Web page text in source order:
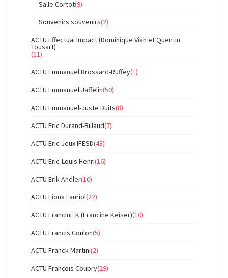
Salle Cortot(9)
Souvenirs souvenirs(2)
ACTU Effectual Impact (Dominique Vian et Quentin
Tousart)
(11)
ACTU Emmanuel Brossard-Ruffey(1)
ACTU Emmanuel Jaffelin(50)
ACTU Emmanuel-Juste Duits(8)
ACTU Eric Durand-Billaud(7)
ACTU Eric Jeux IFESD(43)
ACTU Eric-Louis Henri(16)
ACTU Erik Andler(10)
ACTU Fiona Lauriol(22)
ACTU Francini_K (Francine Keiser)(10)
ACTU Francis Coulon(5)
ACTU Franck Martini(2)
ACTU François Coupry(29)